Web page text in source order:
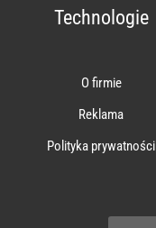
Technologie
O firmie
Reklama
Polityka prywatności